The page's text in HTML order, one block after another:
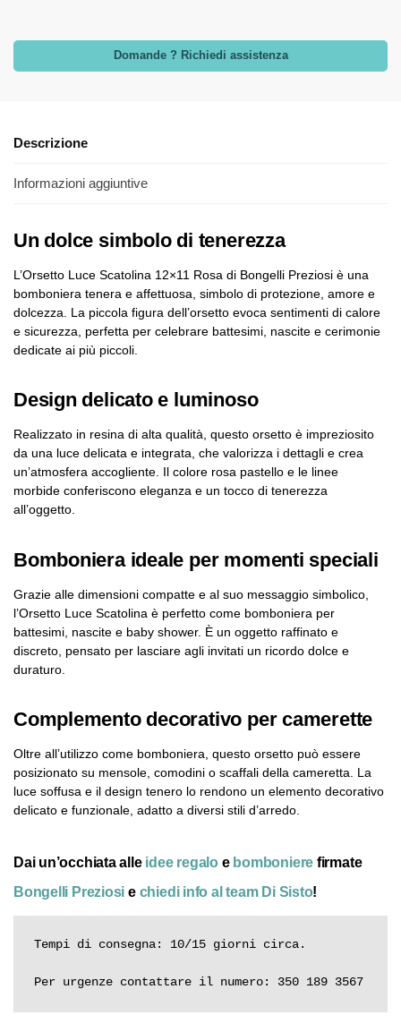
Domande ? Richiedi assistenza
Descrizione
Informazioni aggiuntive
Un dolce simbolo di tenerezza
L’Orsetto Luce Scatolina 12×11 Rosa di Bongelli Preziosi è una
bomboniera tenera e affettuosa, simbolo di protezione, amore e
dolcezza. La piccola figura dell’orsetto evoca sentimenti di calore
e sicurezza, perfetta per celebrare battesimi, nascite e cerimonie
dedicate ai più piccoli.
Design delicato e luminoso
Realizzato in resina di alta qualità, questo orsetto è impreziosito
da una luce delicata e integrata, che valorizza i dettagli e crea
un’atmosfera accogliente. Il colore rosa pastello e le linee
morbide conferiscono eleganza e un tocco di tenerezza
all’oggetto.
Bomboniera ideale per momenti speciali
Grazie alle dimensioni compatte e al suo messaggio simbolico,
l’Orsetto Luce Scatolina è perfetto come bomboniera per
battesimi, nascite e baby shower. È un oggetto raffinato e
discreto, pensato per lasciare agli invitati un ricordo dolce e
duraturo.
Complemento decorativo per camerette
Oltre all’utilizzo come bomboniera, questo orsetto può essere
posizionato su mensole, comodini o scaffali della cameretta. La
luce soffusa e il design tenero lo rendono un elemento decorativo
delicato e funzionale, adatto a diversi stili d’arredo.
Dai un’occhiata alle idee regaloe bomboniere firmate
Bongelli Preziosi e chiedi info al team Di Sisto!
Tempi di consegna: 10/15 giorni circa.
Per urgenze contattare il numero: 350 189 3567